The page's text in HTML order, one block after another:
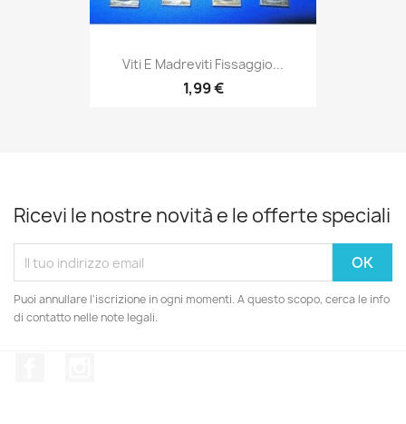
Viti E Madreviti Fissaggio...
1,99 €
Ricevi le nostre novità e le offerte speciali
Puoi annullare l'iscrizione in ogni momenti. A questo scopo, cerca le info
di contatto nelle note legali.